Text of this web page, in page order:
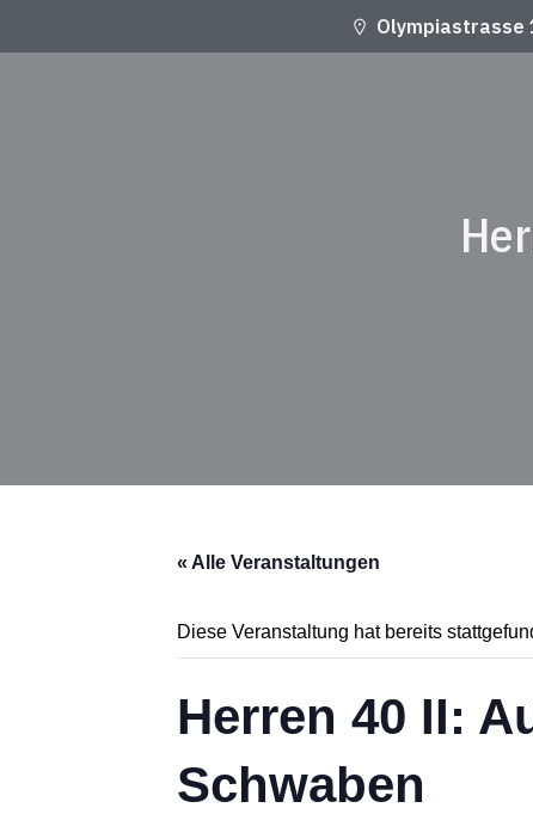
Olympiastrasse
« Alle Veranstaltungen
Diese Veranstaltung hat bereits
Herren 40 II:
Schwaben